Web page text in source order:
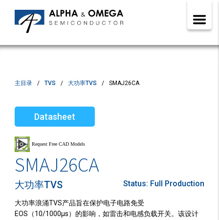
主目录 TVS 大功率TVS SMAJ26CA
Datasheet
SMAJ26CA
大功率TVS Status: Full Production
大功率浪涌TVS产品旨在保护电子电路免受
EOS（10/1000µs）的影响，如雷击和电感负载开关。该设计